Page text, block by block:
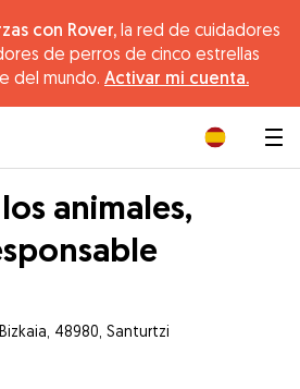
con Rover, la red de cuidadores
de perros de cinco estrellas
del mundo. Activar mi cuenta.
animales,
48980, Santurtzi